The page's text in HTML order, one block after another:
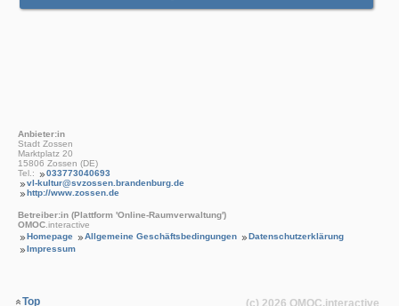
Anbieter:in
Stadt Zossen
Marktplatz 20
15806 Zossen (DE)
Tel.:
033773040693
vl-kultur@svzossen.brandenburg.de
http://www.zossen.de
Betreiber:in (Plattform 'Online-Raumverwaltung')
OMOC .interactive
Homepage
Allgemeine Geschäftsbedingungen
Datenschutzerklärung
Impressum
Top (c) 2026 OMOC.interactive